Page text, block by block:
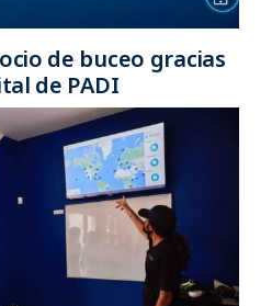
de buceo gracias
de PADI